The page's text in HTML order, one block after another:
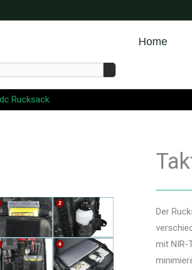
Home
Rucksack
Der
mit NIR-